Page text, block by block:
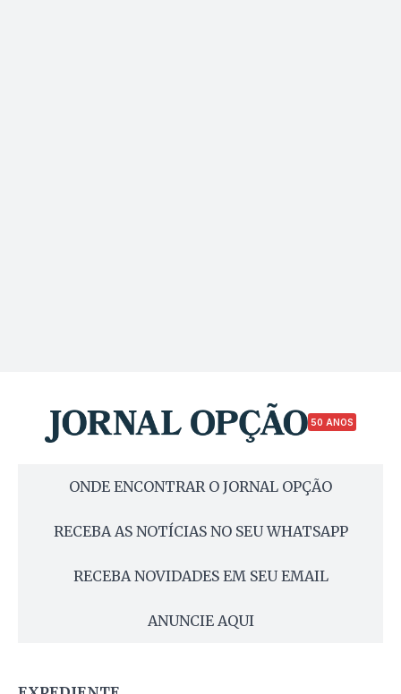
50 ANOS
ONDE ENCONTRAR O JORNAL OPÇÃO
RECEBA AS NOTÍCIAS NO SEU WHATSAPP
RECEBA NOVIDADES EM SEU EMAIL
ANUNCIE AQUI